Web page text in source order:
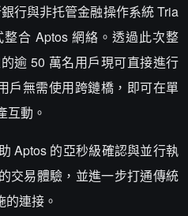
行與非托管金融操作系統 Tria
合 Aptos 網絡。透過此次整
逾 50 萬名用戶現可直接進行
戶無需使用跨鏈橋，即可在單
互動。
Aptos 的亞秒級確認與並行執
交易體驗，並進一步打通傳統
連接。